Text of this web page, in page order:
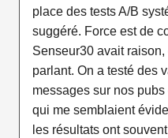
place des tests A/B
suggéré. Force est de
Senseur30 avait raison,
parlant. On a testé des
messages sur nos
qui me semblaient
les résultats ont